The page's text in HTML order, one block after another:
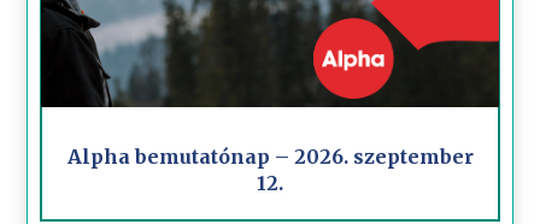
Alpha bemutatónap – 2026. szeptember
12.